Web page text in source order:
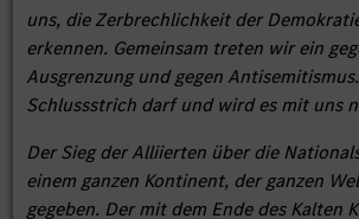
uns, die Zerbrechlichkeit der
erkennen. Gemeinsam treten wir ein
Ausgrenzung und gegen
Schlussstrich darf und wird es mit uns
Der Sieg der Alliierten über die
einem ganzen Kontinent, der ganzen
gegeben. Der mit dem Ende des Kalten